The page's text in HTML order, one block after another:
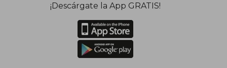
¡Descárgate la App GRATIS!